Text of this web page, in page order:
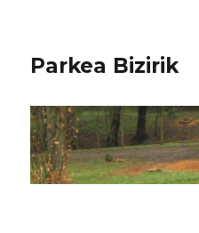
Parkea Bizirik